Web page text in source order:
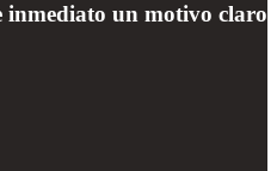
inmediato un motivo claro